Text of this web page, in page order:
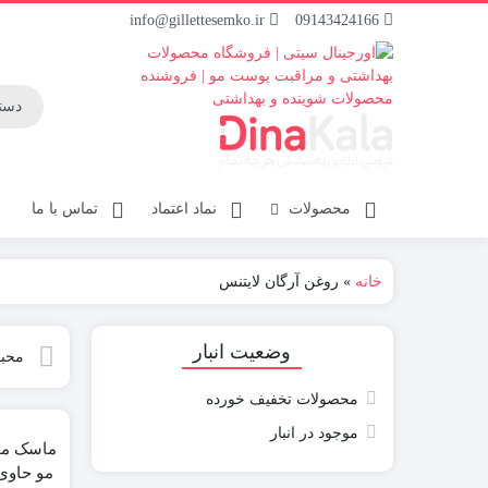
محصولات نماد اعتماد تماس با ما
خانه » روغن آرگان لایتنس
ماسک
مو
وضعیت انبار
محصولات تخفیف خورده
موجود در انبار